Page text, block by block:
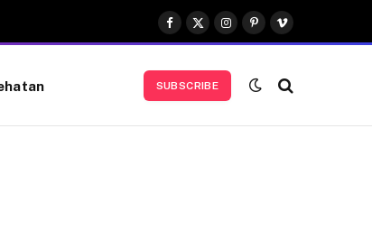
Facebook
X
(Twitter)
Instagram
Pinterest
Vimeo
SUBSCRIBE